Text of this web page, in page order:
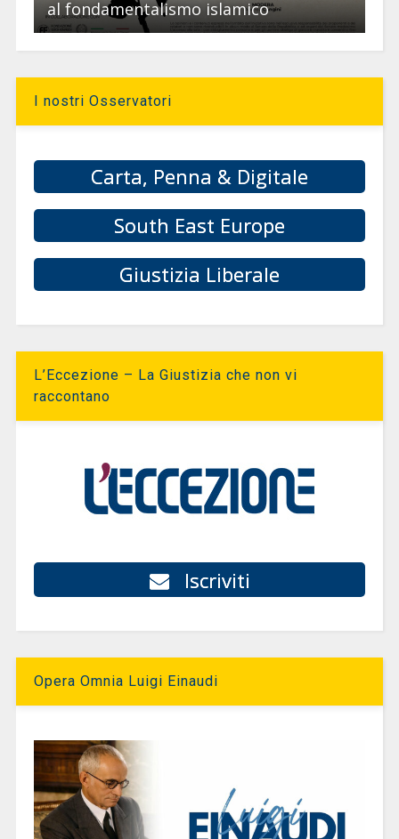
al fondamentalismo islamico
I nostri Osservatori
Carta, Penna & Digitale
South East Europe
Giustizia Liberale
L’Eccezione – La Giustizia che non vi
raccontano
Iscriviti
Opera Omnia Luigi Einaudi